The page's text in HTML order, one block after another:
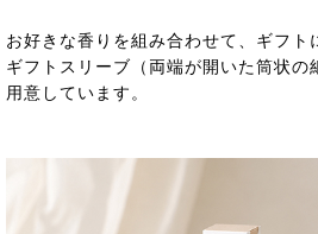
お好きな香りを組み合わせて、ギフト
ギフトスリーブ（両端が開いた筒状の
用意しています。